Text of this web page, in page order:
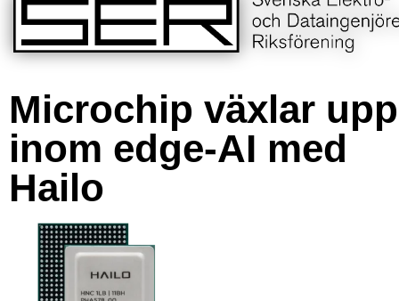
Microchip växlar upp
inom edge-AI med
Hailo